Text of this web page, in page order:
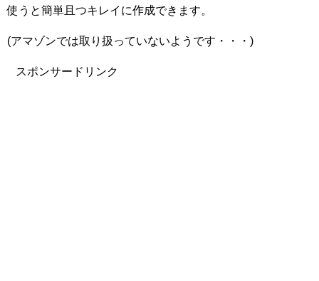
使うと簡単且つキレイに作成できます。
(アマゾンでは取り扱っていないようです・・・)
スポンサードリンク